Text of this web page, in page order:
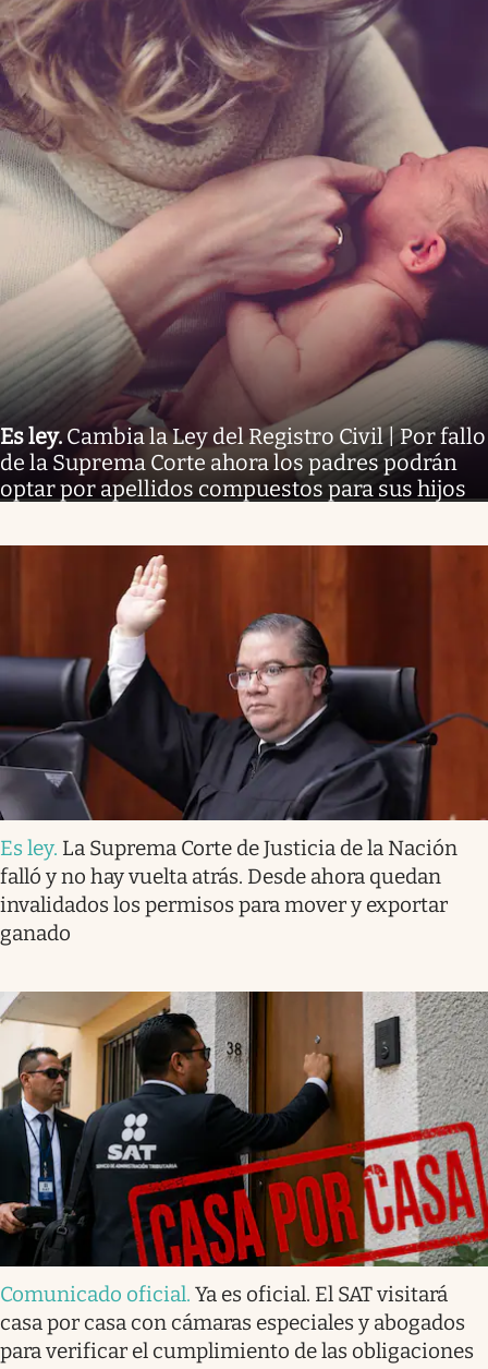
Es ley. Cambia la Ley del Registro Civil | Por fallo
de la Suprema Corte ahora los padres podrán
optar por apellidos compuestos para sus hijos
Es ley. La Suprema Corte de Justicia de la Nación
falló y no hay vuelta atrás. Desde ahora quedan
invalidados los permisos para mover y exportar
ganado
Comunicado oficial. Ya es oficial. El SAT visitará
casa por casa con cámaras especiales y abogados
para verificar el cumplimiento de las obligaciones